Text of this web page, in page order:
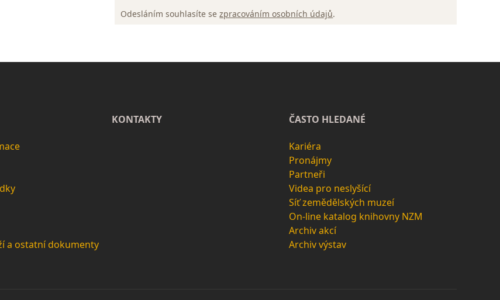
Odesláním souhlasíte sezpracováním osobních údajů.
a ostatní dokumenty
KONTAKTY ČASTO HLEDANÉ
Kariéra
Pronájmy
Partneři
Videa pro neslyšící
Síť zemědělských muzeí
On-line katalog knihovny NZM
Archiv akcí
Archiv výstav